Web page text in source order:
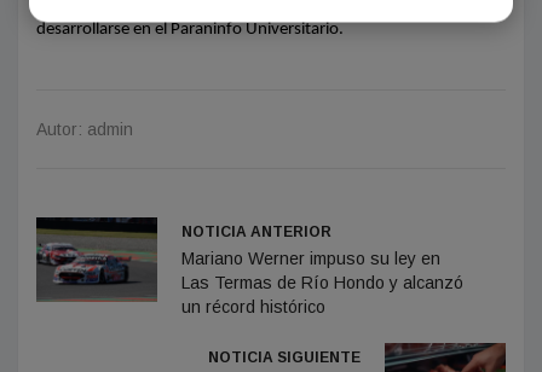
desarrollarse en el Paraninfo Universitario.
Autor: admin
NOTICIA ANTERIOR
Mariano Werner impuso su ley en
Las Termas de Río Hondo y alcanzó
un récord histórico
NOTICIA SIGUIENTE